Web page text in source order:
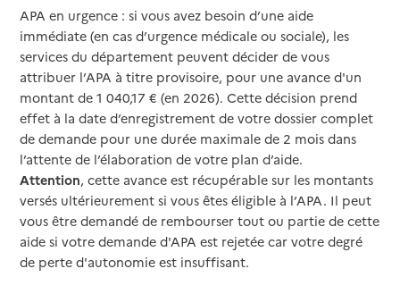
APA en urgence : si vous avez besoin d’une aide
immédiate (en cas d’urgence médicale ou sociale), les
services du département peuvent décider de vous
attribuer l’APA à titre provisoire, pour une avance d'un
montant de 1 040,17 € (en 2026). Cette décision prend
effet à la date d’enregistrement de votre dossier complet
de demande pour une durée maximale de 2 mois dans
l’attente de l’élaboration de votre plan d’aide.
Attention, cette avance est récupérable sur les montants
versés ultérieurement si vous êtes éligible à l’APA. Il peut
vous être demandé de rembourser tout ou partie de cette
aide si votre demande d'APA est rejetée car votre degré
de perte d'autonomie est insuffisant.